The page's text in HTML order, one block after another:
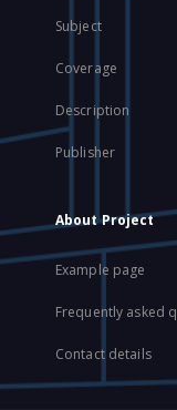
Subject
Coverage
Description
Publisher
About Project
Example page
Frequently asked
Contact details